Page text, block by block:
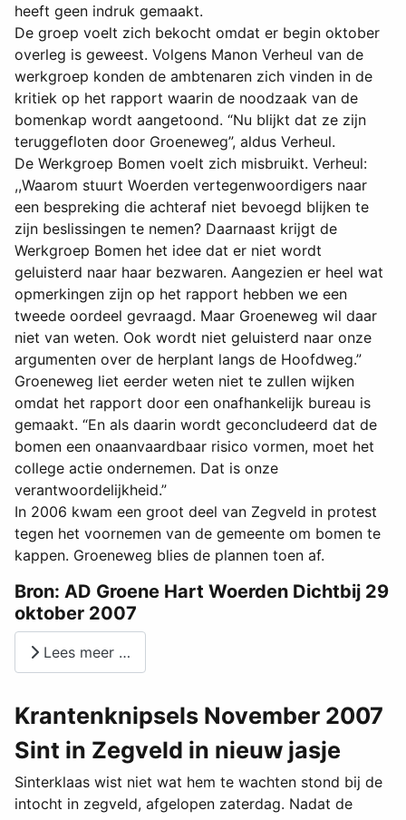
heeft geen indruk gemaakt.
De groep voelt zich bekocht omdat er begin oktober
overleg is geweest. Volgens Manon Verheul van de
werkgroep konden de ambtenaren zich vinden in de
kritiek op het rapport waarin de noodzaak van de
bomenkap wordt aangetoond. “Nu blijkt dat ze zijn
teruggefloten door Groeneweg”, aldus Verheul.
De Werkgroep Bomen voelt zich misbruikt. Verheul:
,,Waarom stuurt Woerden vertegenwoordigers naar
een bespreking die achteraf niet bevoegd blijken te
zijn beslissingen te nemen? Daarnaast krijgt de
Werkgroep Bomen het idee dat er niet wordt
geluisterd naar haar bezwaren. Aangezien er heel wat
opmerkingen zijn op het rapport hebben we een
tweede oordeel gevraagd. Maar Groeneweg wil daar
niet van weten. Ook wordt niet geluisterd naar onze
argumenten over de herplant langs de Hoofdweg.”
Groeneweg liet eerder weten niet te zullen wijken
omdat het rapport door een onafhankelijk bureau is
gemaakt. “En als daarin wordt geconcludeerd dat de
bomen een onaanvaardbaar risico vormen, moet het
college actie ondernemen. Dat is onze
verantwoordelijkheid.”
In 2006 kwam een groot deel van Zegveld in protest
tegen het voornemen van de gemeente om bomen te
kappen. Groeneweg blies de plannen toen af.
Bron: AD Groene Hart Woerden Dichtbij 29
oktober 2007
Lees meer …
Krantenknipsels November 2007
Sint in Zegveld in nieuw jasje
Sinterklaas wist niet wat hem te wachten stond bij de
intocht in zegveld, afgelopen zaterdag. Nadat de